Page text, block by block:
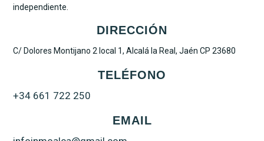
independiente.
DIRECCIÓN
C/ Dolores Montijano 2 local 1, Alcalá la Real, Jaén CP 23680
TELÉFONO
+34 661 722 250
EMAIL